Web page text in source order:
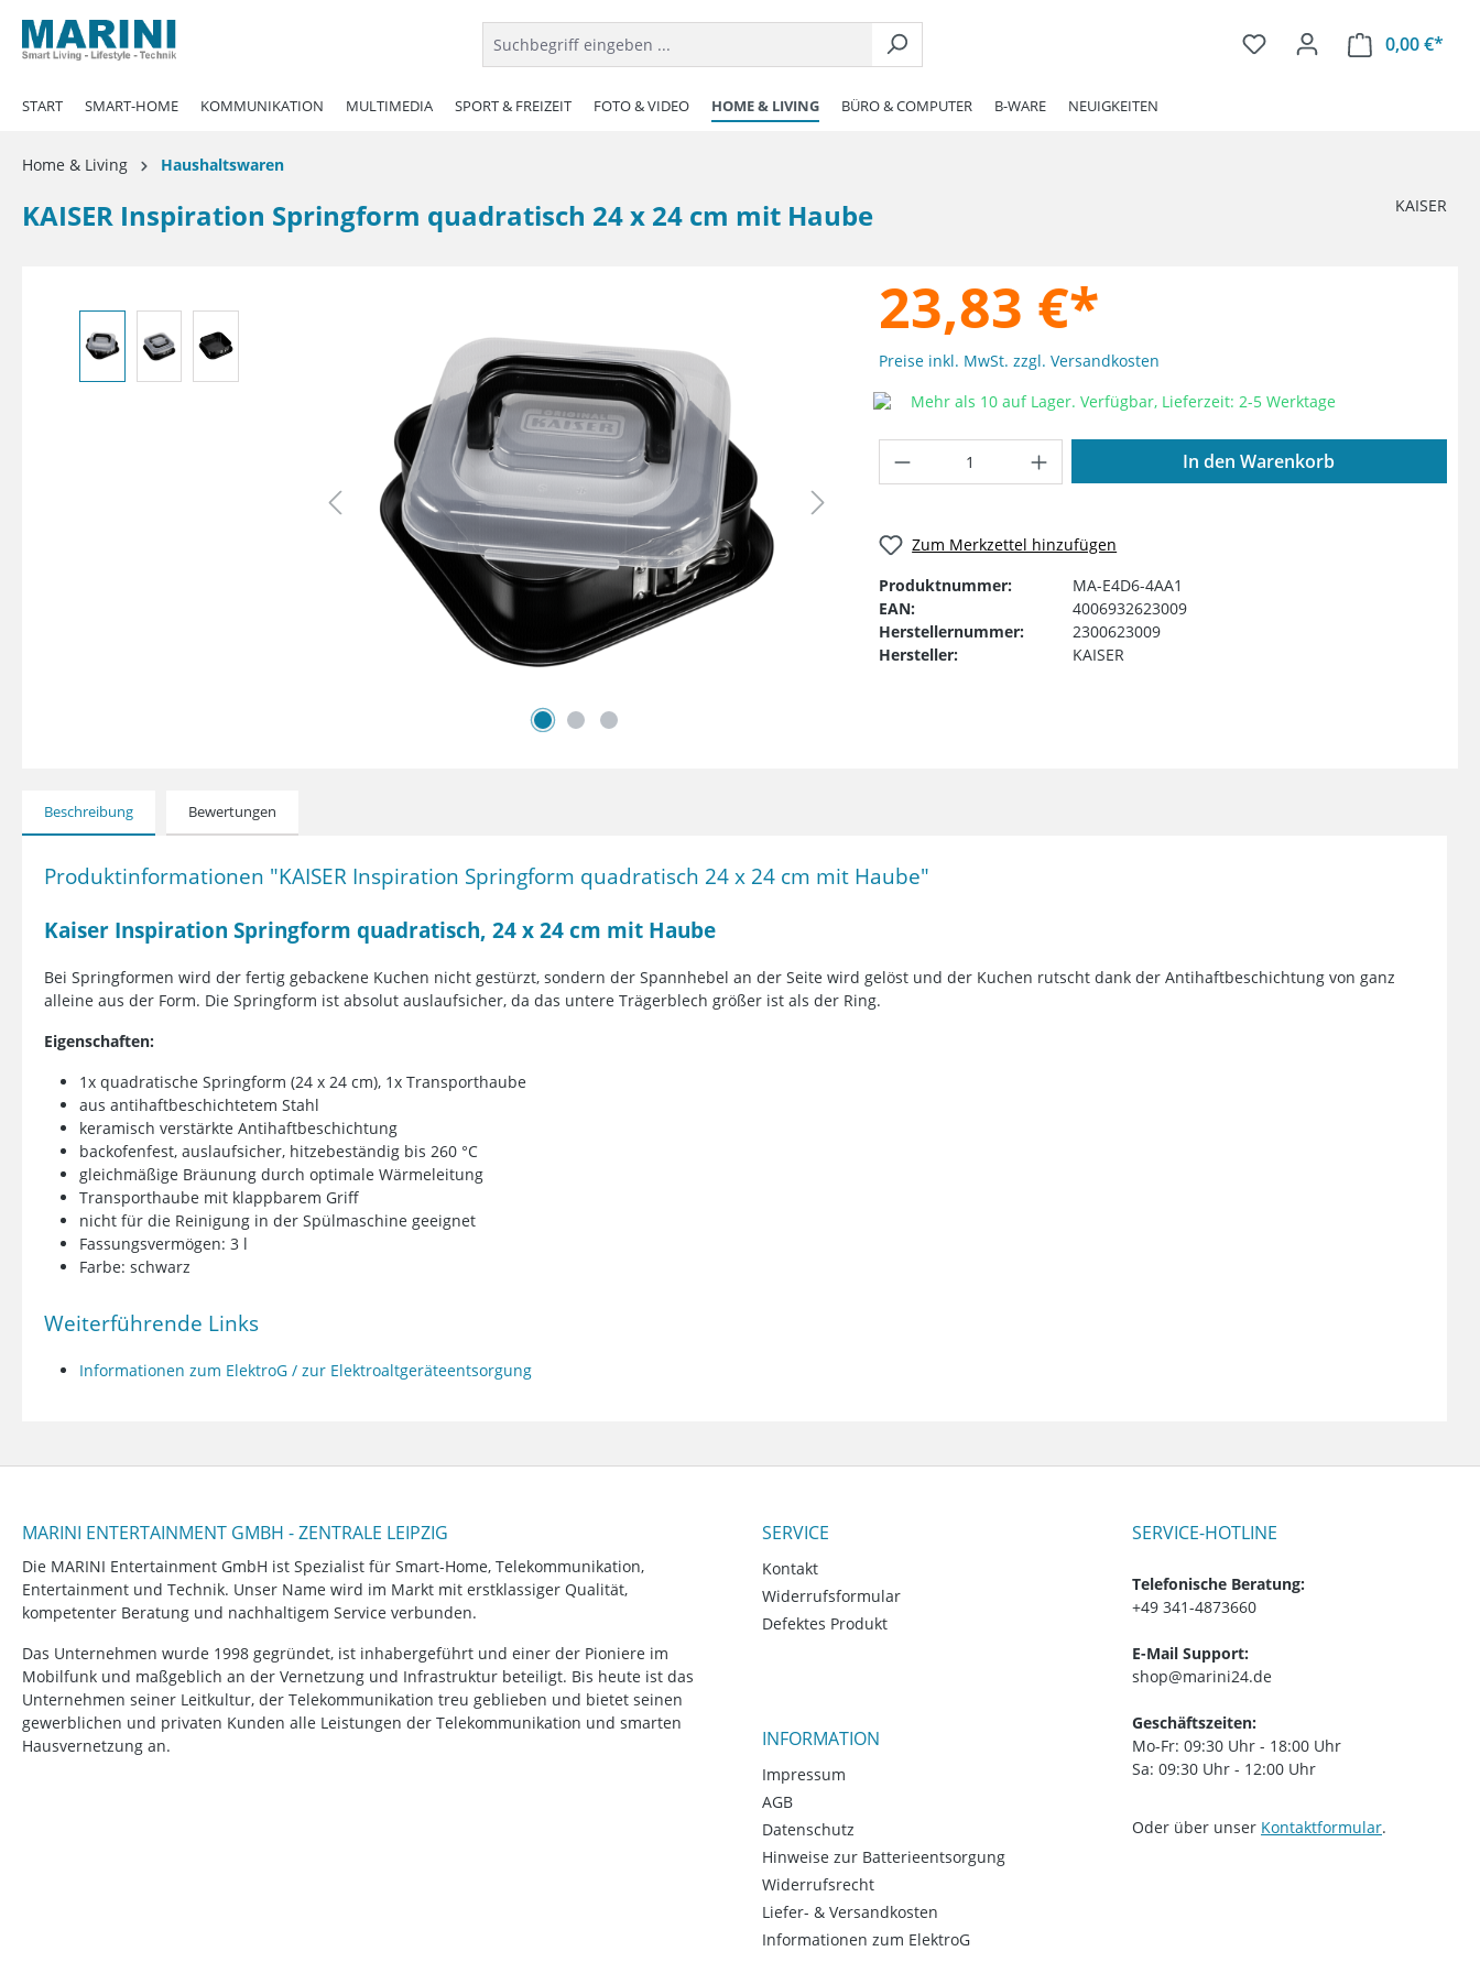
Zur Hauptnavigation springen
0,00 €*
START SMART-HOME KOMMUNIKATION MULTIMEDIA SPORT & FREIZEIT FOTO & VIDEO HOME & LIVING BÜRO & COMPUTER B-WARE NEUIGKEITEN
Home & Living Haushaltswaren
KAISER Inspiration Springform quadratisch 24 x 24 cm mit Haube KAISER
23,83 €*
Preise inkl. MwSt. zzgl. Versandkosten
Mehr als 10 auf Lager. Verfügbar, Lieferzeit: 2-5 Werktage
Produkt Anzahl: Gib den gewünschten Wert
In den Warenkorb
Zum Merkzettel hinzufügen
Produktnummer:
MA-E4D6-4AA1
EAN:
4006932623009
Herstellernummer:
2300623009
Hersteller:
KAISER
Beschreibung Bewertungen
Produktinformationen "KAISER Inspiration Springform quadratisch 24 x 24 cm mit Haube"
Kaiser Inspiration Springform quadratisch, 24 x 24 cm mit Haube
Bei Springformen wird der fertig gebackene Kuchen nicht gestürzt, sondern der Spannhebel an der Seite wird gelöst und der Kuchen rutscht dank der Antihaftbeschichtung von ganz
alleine aus der Form. Die Springform ist absolut auslaufsicher, da das untere Trägerblech größer ist als der Ring.
Eigenschaften:
1x quadratische Springform (24 x 24 cm), 1x Transporthaube
aus antihaftbeschichtetem Stahl
keramisch verstärkte Antihaftbeschichtung
backofenfest, auslaufsicher, hitzebeständig bis 260 °C
gleichmäßige Bräunung durch optimale Wärmeleitung
Transporthaube mit klappbarem Griff
nicht für die Reinigung in der Spülmaschine geeignet
Fassungsvermögen: 3 l
Farbe: schwarz
Weiterführende Links
Informationen zum ElektroG / zur Elektroaltgeräteentsorgung
MARINI ENTERTAINMENT GMBH - ZENTRALE LEIPZIG
Die MARINI Entertainment GmbH ist Spezialist für Smart-Home, Telekommunikation,
Entertainment und Technik. Unser Name wird im Markt mit erstklassiger Qualität,
kompetenter Beratung und nachhaltigem Service verbunden.
Das Unternehmen wurde 1998 gegründet, ist inhabergeführt und einer der Pioniere im
Mobilfunk und maßgeblich an der Vernetzung und Infrastruktur beteiligt. Bis heute ist das
Unternehmen seiner Leitkultur, der Telekommunikation treu geblieben und bietet seinen
gewerblichen und privaten Kunden alle Leistungen der Telekommunikation und smarten
Hausvernetzung an.
SERVICE
Kontakt
Widerrufsformular
Defektes Produkt
INFORMATION
Impressum
AGB
Datenschutz
Hinweise zur Batterieentsorgung
Widerrufsrecht
Liefer- & Versandkosten
Informationen zum ElektroG
SERVICE-HOTLINE
Telefonische Beratung:
+49 341-4873660
E-Mail Support:
shop@marini24.de
Geschäftszeiten:
Mo-Fr: 09:30 Uhr - 18:00 Uhr
Sa: 09:30 Uhr - 12:00 Uhr
Oder über unser Kontaktformular.